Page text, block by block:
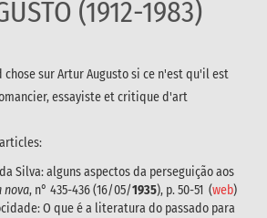
(1912-1983)
chose sur Artur Augusto si ce n'est qu'il est
essayiste et critique d'art
Silva: alguns aspectos da perseguição aos
nova, n° 435-436 (16/05/1935), p. 50-51 (web)
O que é a literatura do passado para